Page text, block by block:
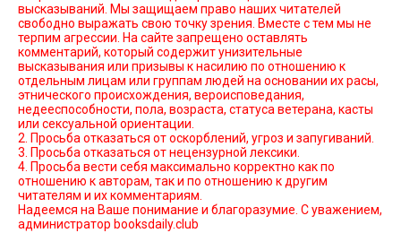
высказываний. Мы защищаем право наших читателей
свободно выражать свою точку зрения. Вместе с тем мы не
терпим агрессии. На сайте запрещено оставлять
комментарий, который содержит унизительные
высказывания или призывы к насилию по отношению к
отдельным лицам или группам людей на основании их расы,
этнического происхождения, вероисповедания,
недееспособности, пола, возраста, статуса ветерана, касты
или сексуальной ориентации.
2. Просьба отказаться от оскорблений, угроз и запугиваний.
3. Просьба отказаться от нецензурной лексики.
4. Просьба вести себя максимально корректно как по
отношению к авторам, так и по отношению к другим
читателям и их комментариям.
Надеемся на Ваше понимание и благоразумие. С уважением,
администратор booksdaily.club